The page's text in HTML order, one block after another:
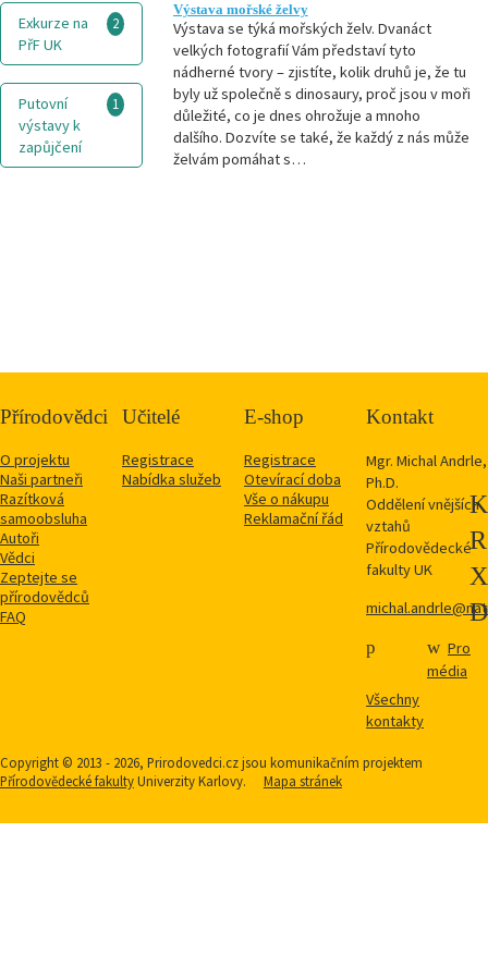
2
Exkurze na
PřF UK
1
Putovní
výstavy k
zapůjčení
Výstava mořské želvy
Výstava se týká mořských želv. Dvanáct
velkých fotografií Vám představí tyto
nádherné tvory – zjistíte, kolik druhů je, že tu
byly už společně s dinosaury, proč jsou v moři
důležité, co je dnes ohrožuje a mnoho
dalšího. Dozvíte se také, že každý z nás může
želvám pomáhat s…
Přírodovědci
O projektu
Naši partneři
Razítková
samoobsluha
Autoři
Vědci
Zeptejte se
přírodovědců
FAQ
Učitelé
Registrace
Nabídka služeb
E-shop
Registrace
Otevírací doba
Vše o nákupu
Reklamační řád
Kontakt
Mgr. Michal Andrle,
Ph.D.
Oddělení vnějších
vztahů
Přírodovědecké
fakulty UK
Všechny
kontakty
Pro
média
Copyright © 2013 - 2026, Prirodovedci.cz jsou komunikačním projektem
Přírodovědecké fakultyUniverzity Karlovy. Mapa stránek